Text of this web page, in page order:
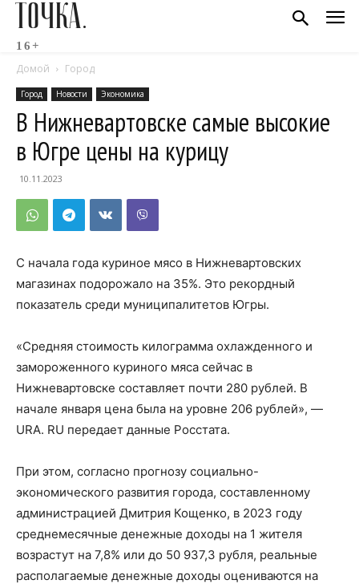
ТОЧКА.
16+
Домой Город
Город Новости Экономика
В Нижневартовске самые высокие
в Югре цены на курицу
10.11.2023
С начала года куриное мясо в Нижневартовских
магазинах подорожало на 35%. Это рекордный
показатель среди муниципалитетов Югры.
«Средняя стоимость килограмма охлажденного и
замороженного куриного мяса сейчас в
Нижневартовске составляет почти 280 рублей. В
начале января цена была на уровне 206 рублей», —
URA. RU передает данные Росстата.
При этом, согласно прогнозу социально-
экономического развития города, составленному
администрацией Дмитрия Кощенко, в 2023 году
среднемесячные денежные доходы на 1 жителя
возрастут на 7,8% или до 50 937,3 рубля, реальные
располагаемые денежные доходы оцениваются на